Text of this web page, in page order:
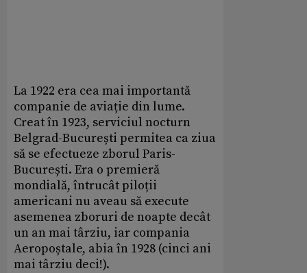
La 1922 era cea mai importantă
companie de aviație din lume.
Creat în 1923, serviciul nocturn
Belgrad-București permitea ca ziua
să se efectueze zborul Paris-
București. Era o premieră
mondială, întrucât piloții
americani nu aveau să execute
asemenea zboruri de noapte decât
un an mai târziu, iar compania
Aeropoștale, abia în 1928 (cinci ani
mai târziu deci!).